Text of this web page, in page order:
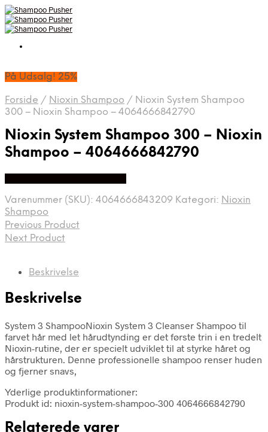
På Udsalg! 25%
Forside / Nioxin Shampoo / Nioxin System Shampoo
300 – Nioxin Shampoo – 4064666842790
Nioxin System Shampoo 300 – Nioxin
Shampoo – 4064666842790
Varenummer (SKU): 4064666843209 Kategori: Nioxin
Shampoo
Previous Product
Next Product
Beskrivelse
Beskrivelse
System 3 ShampooNioxin System 3 Cleanser Shampoo til
farvet hår med let hårudtynding er det første trin i en tredelt
Nioxin-rutine, der er specielt udviklet til at styrke håret og
hårstrukturen. Denne professionelle shampoo renser huden
og fjerner snavs,
Yderlige produktinformationer:
Produkt id: nioxin-system-shampoo-300 4064666842790
Relaterede varer